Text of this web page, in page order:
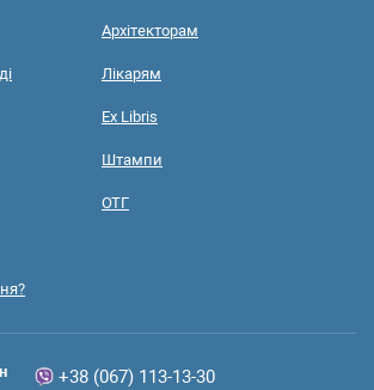
Архітекторам
Лікарям
Ex Libris
Штампи
ОТГ
+38 (067) 113-13-30